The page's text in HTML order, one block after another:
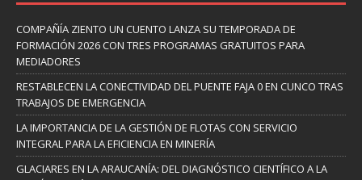
COMPAÑÍA ZIENTO UN CUENTO LANZA SU TEMPORADA DE
FORMACIÓN 2026 CON TRES PROGRAMAS GRATUITOS PARA
MEDIADORES
RESTABLECEN LA CONECTIVIDAD DEL PUENTE FAJA 0 EN CUNCO TRAS
TRABAJOS DE EMERGENCIA
LA IMPORTANCIA DE LA GESTIÓN DE FLOTAS CON SERVICIO
INTEGRAL PARA LA EFICIENCIA EN MINERÍA
GLACIARES EN LA ARAUCANÍA: DEL DIAGNÓSTICO CIENTÍFICO A LA